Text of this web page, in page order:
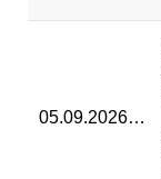
05.09.2026…